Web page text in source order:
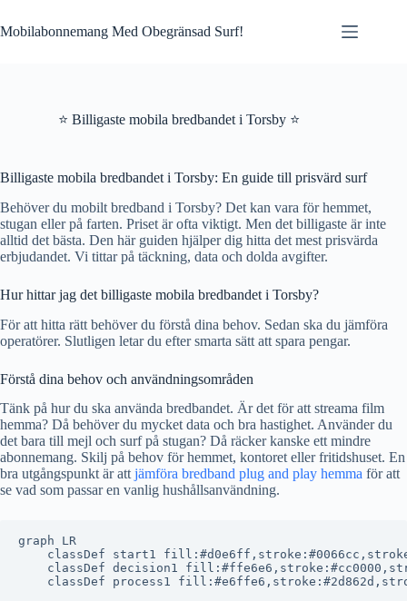
to
content
Mobilabonnemang Med Obegränsad Surf!
⭐ Billigaste mobila bredbandet i Torsby ⭐
Billigaste mobila bredbandet i Torsby: En guide till prisvärd surf
Behöver du mobilt bredband i Torsby? Det kan vara för hemmet,
stugan eller på farten. Priset är ofta viktigt. Men det billigaste är inte
alltid det bästa. Den här guiden hjälper dig hitta det mest prisvärda
erbjudandet. Vi tittar på täckning, data och dolda avgifter.
Hur hittar jag det billigaste mobila bredbandet i Torsby?
För att hitta rätt behöver du förstå dina behov. Sedan ska du jämföra
operatörer. Slutligen letar du efter smarta sätt att spara pengar.
Förstå dina behov och användningsområden
Tänk på hur du ska använda bredbandet. Är det för att streama film
hemma? Då behöver du mycket data och bra hastighet. Använder du
det bara till mejl och surf på stugan? Då räcker kanske ett mindre
abonnemang. Skilj på behov för hemmet, kontoret eller fritidshuset. En
bra utgångspunkt är att jämföra bredband plug and play hemma för att
se vad som passar en vanlig hushållsanvändning.
graph LR
classDef start1
classDef decision1
classDef process1